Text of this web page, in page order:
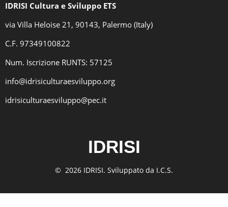
IDRISI Cultura e Sviluppo ETS
via Villa Heloise 21, 90143, Palermo (Italy)
C.F. 97349100822
Num. Iscrizione RUNTS: 57125
info@idrisiculturaesviluppo.org
idrisiculturaesviluppo@pec.it
IDRISI
© 2026 IDRISI. Sviluppato da I.C.S.